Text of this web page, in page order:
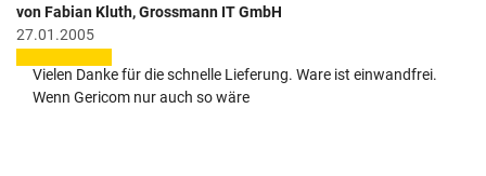
von Fabian Kluth, Grossmann IT GmbH
27.01.2005
Vielen Danke für die schnelle Lieferung. Ware ist einwandfrei.
Wenn Gericom nur auch so wäre